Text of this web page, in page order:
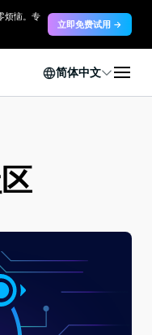
烦恼。专
立即免费试用 →
简体中文